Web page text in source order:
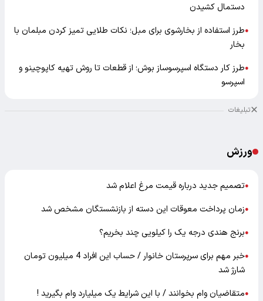
دستمال کشیدن
●طرز استفاده از بخارشوی برای مبل؛ نکات طلایی تمیز کردن مبلمان با
بخار
●طرز کار دستگاه اسپرسوساز بوش؛ از قطعات تا روش تهیه کاپوچینو و
اسپرسو
تبلیغات
ورزش
●تصمیم جدید درباره قیمت مرغ اعلام شد
●زمان پرداخت معوقات این دسته از بازنشستگان مشخص شد
●برنج هندی درجه یک را کیلویی چند بخریم؟
●
خبر مهم برای سرپرستان خانوار / حساب این افراد 4 میلیون تومان
شارژ شد
●متقاضیان وام بخوانند / با این شرایط یک میلیارد وام بگیرید !